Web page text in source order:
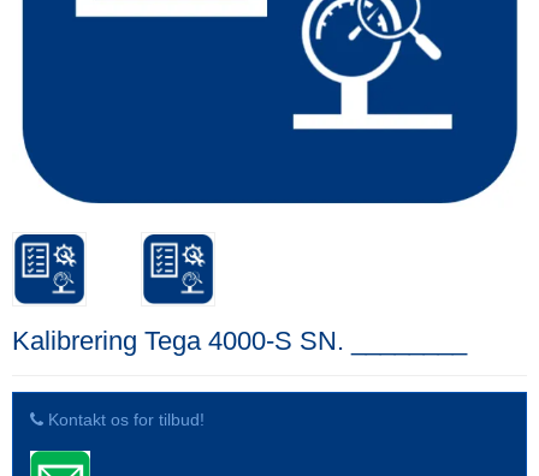
Kalibrering Tega 4000-S SN. ________
Kontakt os for tilbud!